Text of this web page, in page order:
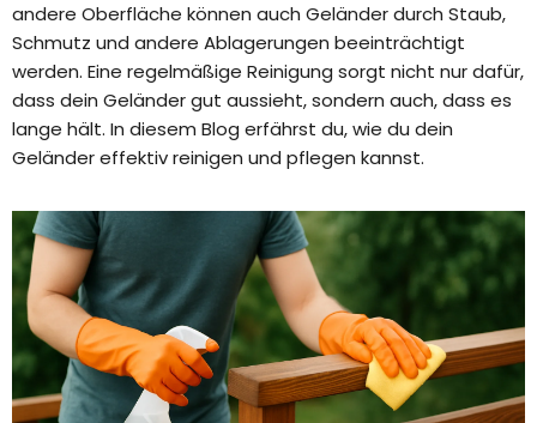
andere Oberfläche können auch Geländer durch Staub,
Schmutz und andere Ablagerungen beeinträchtigt
werden. Eine regelmäßige Reinigung sorgt nicht nur dafür,
dass dein Geländer gut aussieht, sondern auch, dass es
lange hält. In diesem Blog erfährst du, wie du dein
Geländer effektiv reinigen und pflegen kannst.